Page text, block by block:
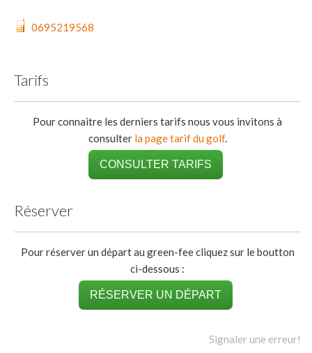
0695219568
Tarifs
Pour connaitre les derniers tarifs nous vous invitons à
consulter la page tarif du golf.
CONSULTER TARIFS
Réserver
Pour réserver un départ au green-fee cliquez sur le boutton
ci-dessous :
RÉSERVER UN DÉPART
Signaler une erreur!